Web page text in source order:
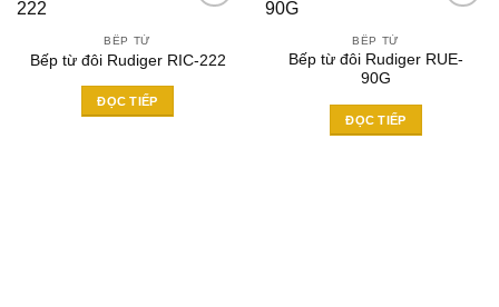
Add to
BẾP TỪ
Bếp từ đôi Rudiger RIC-222
ĐỌC TIẾP
Add to
BẾP TỪ
Bếp từ đôi Rudiger RUE-
90G
ĐỌC TIẾP